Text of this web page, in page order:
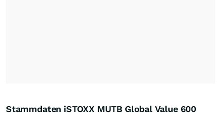
Stammdaten iSTOXX MUTB Global Value 600